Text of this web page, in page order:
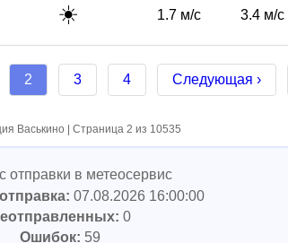
☀️ 1.7 м/с 3.4 м/с
2 3 4 Следующая ›
Васькино | Страница 2 из 10535
отправки в метеосервис
07.08.2026 16:00:00
0
Ошибок: 59